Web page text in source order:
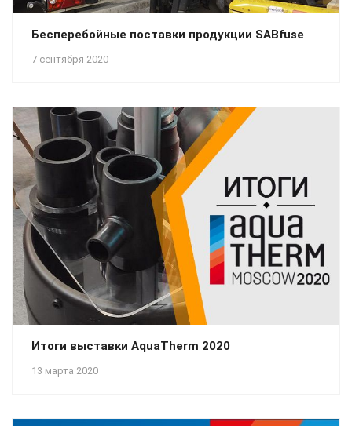
7 сентября 2020
Бесперебойные поставки продукции SABfuse
13 марта 2020
Итоги выставки AquaTherm 2020